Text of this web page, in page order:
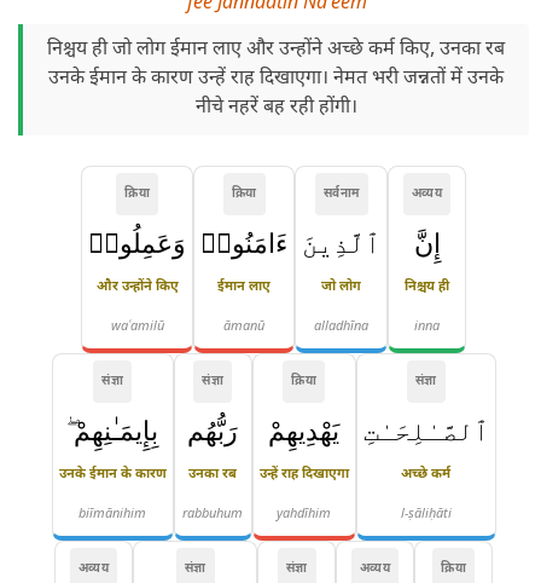
निश्चय ही जो लोग ईमान लाए और उन्होंने अच्छे कर्म किए, उनका रब
उनके ईमान के कारण उन्हें राह दिखाएगा। नेमत भरी जन्नतों में उनके
नीचे नहरें बह रही होंगी।
अव्यय
إِنَّ
निश्चय ही
inna
सर्वनाम
ٱلَّذِينَ
जो लोग
alladhīna
क्रिया
ءَامَنُوا۟
ईमान लाए
āmanū
क्रिया
وَعَمِلُوا۟
और उन्होंने किए
waʿamilū
संज्ञा
ٱلصَّـٰلِحَـٰتِ
अच्छे कर्म
l-ṣāliḥāti
क्रिया
يَهْدِيهِمْ
उन्हें राह दिखाएगा
yahdīhim
संज्ञा
رَبُّهُم
उनका रब
rabbuhum
संज्ञा
بِإِيمَـٰنِهِمْ ۖ
उनके ईमान के कारण
biīmānihim
क्रिया
अव्यय
संज्ञा
संज्ञा
अव्यय